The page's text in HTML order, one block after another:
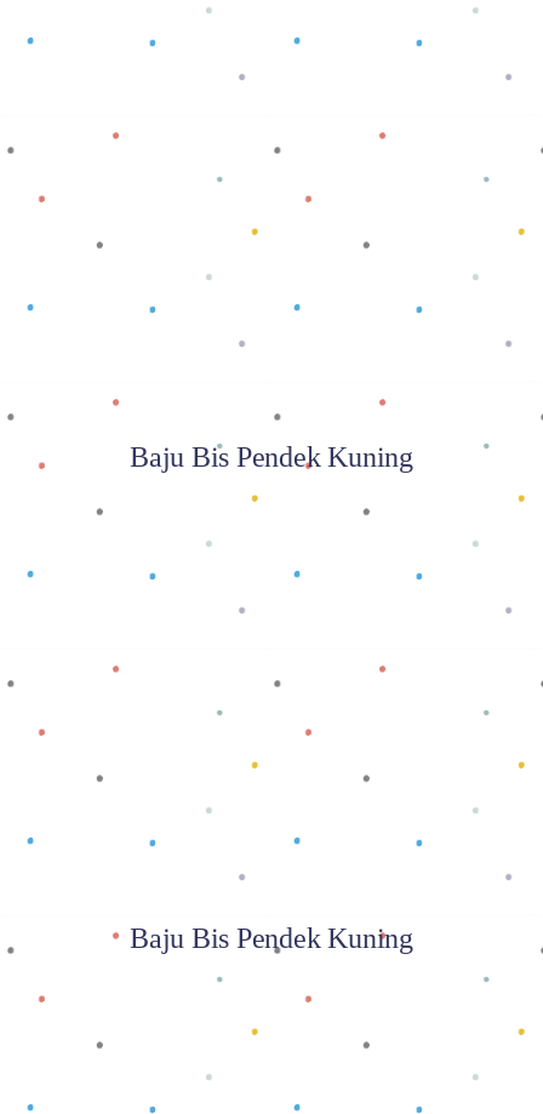
Baca selengkapnya
Baju Bis Pendek Kuning
Baca selengkapnya
Baju Bis Pendek Kuning